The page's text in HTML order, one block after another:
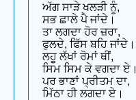
ਅੱਗ ਸਾੜੇ ਖਲੜੀ ਨੂੰ,
ਸਭ ਛਾਲੇ ਪੈ ਜਾਂਦੇ।
ਤਾ ਲਗਦਾ ਹੋਰ ਜ਼ਰਾ,
ਫੁਲਦੇ, ਫਿੱਸ ਬਹਿ ਜਾਂਦੇ।
ਲਹੂ ਲੱਖਾਂ ਰੋਮਾਂ ਥੀਂ,
ਸਿਮ ਸਿਮ ਕੇ ਵਗਦਾ ਏ।
ਪਰ ਭਾਣਾਂ ਪ੍ਰੀਤਮ ਦਾ,
ਮਿੱਠਾ ਹੀ ਲਗਦਾ ਏ।